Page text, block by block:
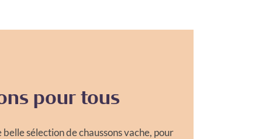
pour tous
belle sélection de chaussons vache, pour